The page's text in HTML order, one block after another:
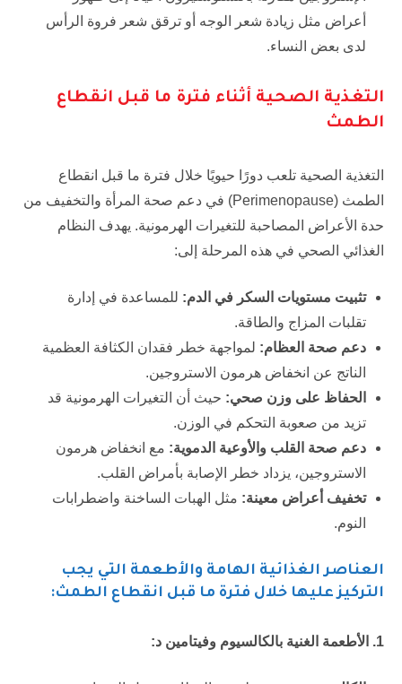
أعراض مثل زيادة شعر الوجه أو ترقق شعر فروة الرأس
لدى بعض النساء.
التغذية الصحية أثناء فترة ما قبل انقطاع
الطمث
التغذية الصحية تلعب دورًا حيويًا خلال فترة ما قبل انقطاع
الطمث (Perimenopause) في دعم صحة المرأة والتخفيف من
حدة الأعراض المصاحبة للتغيرات الهرمونية. يهدف النظام
الغذائي الصحي في هذه المرحلة إلى:
تثبيت مستويات السكر في الدم: للمساعدة في إدارة
تقلبات المزاج والطاقة.
دعم صحة العظام: لمواجهة خطر فقدان الكثافة العظمية
الناتج عن انخفاض هرمون الاستروجين.
الحفاظ على وزن صحي: حيث أن التغيرات الهرمونية قد
تزيد من صعوبة التحكم في الوزن.
دعم صحة القلب والأوعية الدموية: مع انخفاض هرمون
الاستروجين، يزداد خطر الإصابة بأمراض القلب.
تخفيف أعراض معينة: مثل الهبات الساخنة واضطرابات
النوم.
العناصر الغذائية الهامة والأطعمة التي يجب
التركيز عليها خلال فترة ما قبل انقطاع الطمث:
1. الأطعمة الغنية بالكالسيوم وفيتامين د: